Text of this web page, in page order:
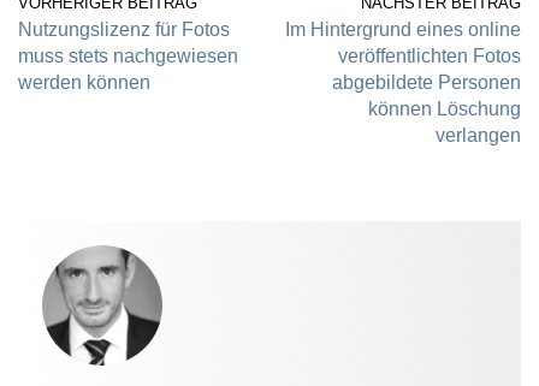
Nutzungslizenz für Fotos
muss stets nachgewiesen
werden können
Im Hintergrund eines online
veröffentlichten Fotos
abgebildete Personen
können Löschung
verlangen